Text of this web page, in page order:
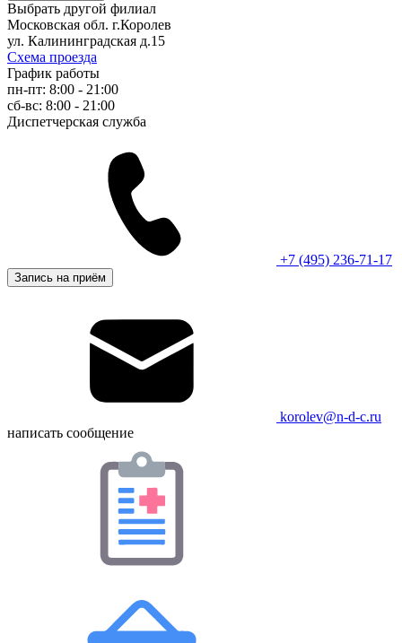
Выбрать другой филиал
Московская обл. г.Королев
ул. Калининградская д.15
Схема проезда
График работы
пн-пт: 8:00 - 21:00
сб-вс: 8:00 - 21:00
Диспетчерская служба
+7 (495) 236-71-17
Запись на приём
korolev@n-d-c.ru
написать сообщение